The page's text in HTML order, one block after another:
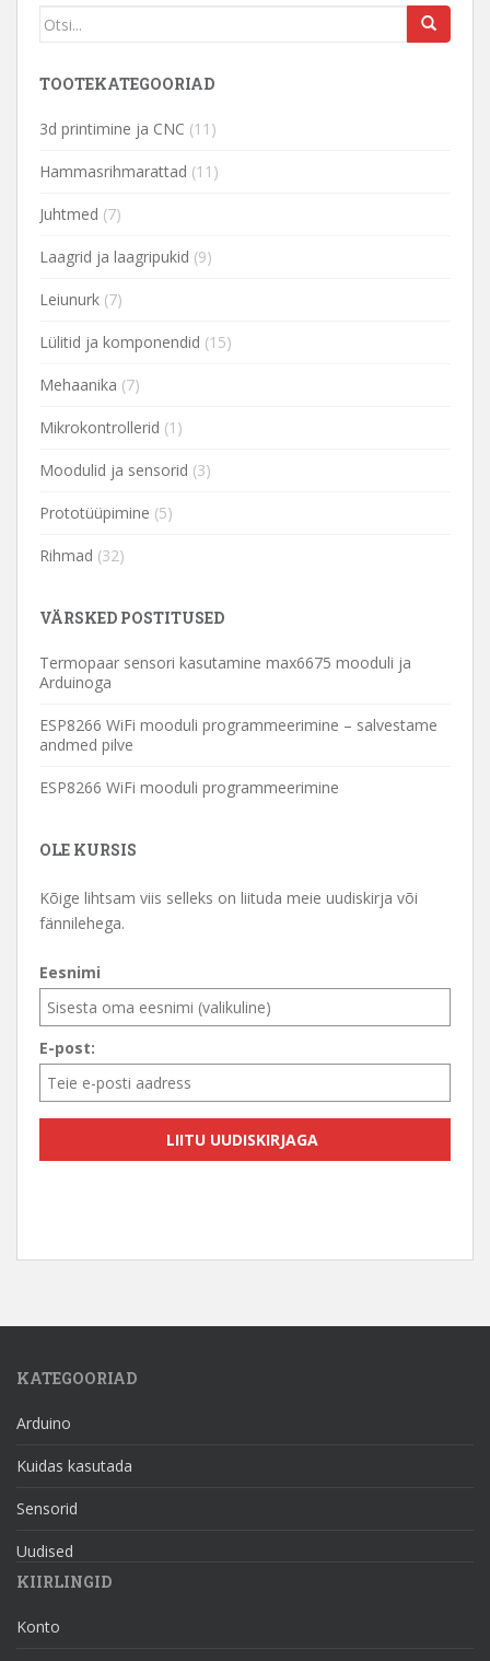
TOOTEKATEGOORIAD
3d printimine ja CNC (11)
Hammasrihmarattad (11)
Juhtmed (7)
Laagrid ja laagripukid (9)
Leiunurk (7)
Lülitid ja komponendid (15)
Mehaanika (7)
Mikrokontrollerid (1)
Moodulid ja sensorid (3)
Prototüüpimine (5)
Rihmad (32)
VÄRSKED POSTITUSED
Termopaar sensori kasutamine max6675 mooduli ja
Arduinoga
ESP8266 WiFi mooduli programmeerimine – salvestame
andmed pilve
ESP8266 WiFi mooduli programmeerimine
OLE KURSIS
Kõige lihtsam viis selleks on liituda meie uudiskirja või
fännilehega.
Eesnimi
E-post:
KATEGOORIAD
Arduino
Kuidas kasutada
Sensorid
Uudised
KIIRLINGID
Konto